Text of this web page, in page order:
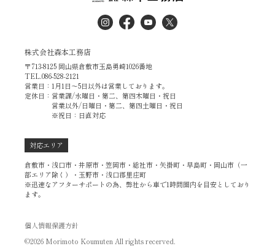
株式会社森本工務店
〒713-8125 岡山県倉敷市玉島勇崎1026番地
TEL.086-528-2121
営業日：1月1日～5日以外は営業しております。
定休日：営業課/水曜日・第二、第四木曜日・祝日
営業以外/日曜日・第二、第四土曜日・祝日
※祝日：日直対応
対応エリア
倉敷市・浅口市・井原市・笠岡市・総社市・矢掛町・早島町・岡山市（一
部エリア除く）・玉野市・浅口郡里庄町
※迅速なアフターサポートの為、弊社から車で1時間圏内を目安としており
ます。
個人情報保護方針
©2026 Morimoto Koumuten All rights recerved.